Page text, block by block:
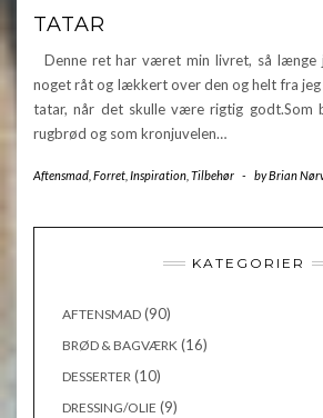
TATAR
Denne ret har været min livret, så længe
noget råt og lækkert over den og helt fra jeg
tatar, når det skulle være rigtig godt.Som
rugbrød og som kronjuvelen…
Aftensmad Forret Inspiration Tilbehør - byBrian
KATEGORIER
AFTENSMAD (90)
BRØD & BAGVÆRK (16)
DESSERTER (10)
DRESSING/OLIE (9)